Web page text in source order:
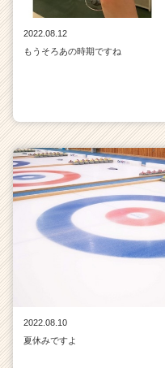
2022.08.12
もうそろあの時期ですね
2022.08.10
夏休みですよ